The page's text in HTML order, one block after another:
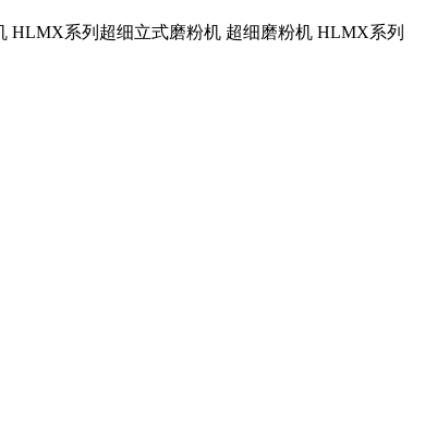
HLMX系列超细立式磨粉机 超细磨粉机 HLMX系列